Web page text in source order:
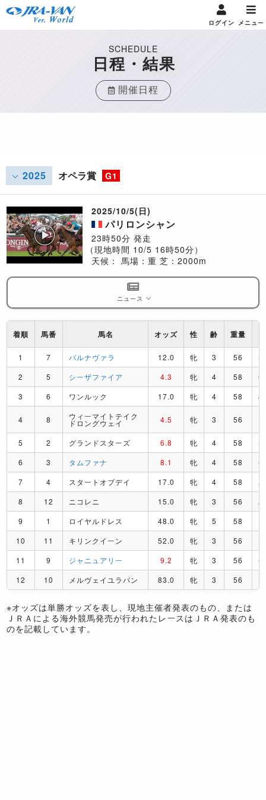
ログイン メニュー
SCHEDULE
日程・結果
開催日程
2025 オペラ賞 G1
2025/10/5(日)
パリロンシャン
23時50分 発走
（現地時間 10/5 16時50分）
天候： 馬場：重 芝：2000m
ニュース
着順 馬番 馬名 オッズ 性 齢 重量
1 7 バルナヴァラ 12.0 牝 3 56
S
2
5 シーザファイア 4.3 牝 4 58
O
3
6 ワンルック 17.0 牝 4 58 J
4 8 ウィーマイトテイク
ドロングウェイ 4.5 牝 3 56
5 2 グランドスターズ 6.8 牝 4 58
6
3 タムファナ 8.1 牝 4 58
C
7
4 スタートオブデイ 17.0 牝 4 58
A
8
12 ニコレニ 15.0 牝 3 56
A
9
1 ロイヤルドレス 48.0 牝 5 58
10
11 キリンクイーン 52.0 牝 3 56
11
9 ジャニュアリー 9.2 牝 3 56
C
12
10 メルヴェイユラパン 83.0 牝 3 56
※オッズは単勝オッズを表し、現地主催者発表のもの、または
ＪＲＡによる海外競馬発売が行われたレースはＪＲＡ発表のも
のを記載しています。